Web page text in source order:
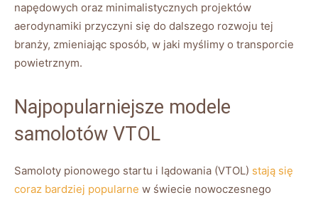
napędowych ⁤oraz minimalistycznych projektów⁤
aerodynamiki przyczyni się do dalszego ‌rozwoju tej​
branży, zmieniając sposób, w jaki myślimy o‍ transporcie‌
powietrznym.
Najpopularniejsze modele
‌samolotów VTOL
Samoloty pionowego‌ startu i lądowania (VTOL) stają się
coraz bardziej popularne w świecie nowoczesnego